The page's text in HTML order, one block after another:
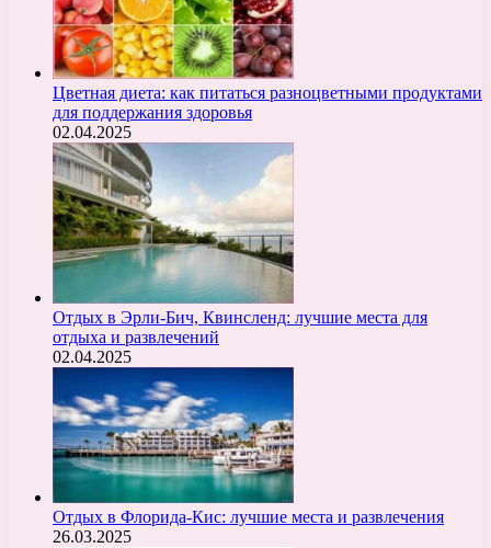
Цветная диета: как питаться разноцветными продуктами
для поддержания здоровья
02.04.2025
Отдых в Эрли-Бич, Квинсленд: лучшие места для
отдыха и развлечений
02.04.2025
Отдых в Флорида-Кис: лучшие места и развлечения
26.03.2025